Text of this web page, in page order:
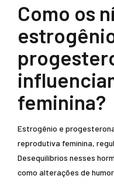
Como os
feminina?
Estrogênio e
reprodutiva feminina,
Desequilíbrios nesses
como alterações de